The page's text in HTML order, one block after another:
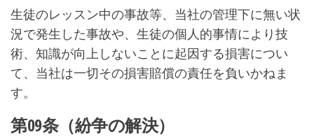
生徒のレッスン中の事故等、当社の管理下に無い状
況で発生した事故や、生徒の個人的事情により技
術、知識が向上しないことに起因する損害につい
て、当社は一切その損害賠償の責任を負いかねま
す。
第09条（紛争の解決）